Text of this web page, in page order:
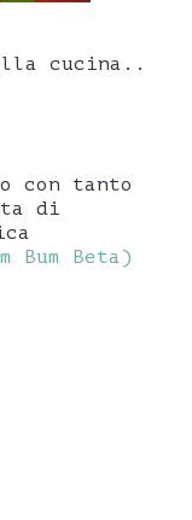
cucina..
con tanto
di
Bum Beta)